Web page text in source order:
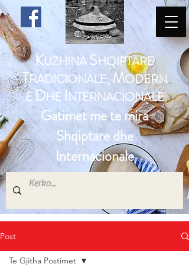
KUZHINASHQIPTARE
TRADICIONALE, MODERN
EDHE INTERNACIONALE
Gatimet me te mira
Shqiptare dhe
Internacionale
Post
Te Gjitha Postimet